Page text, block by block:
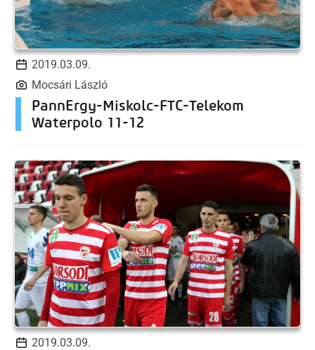
2019.03.09.
Mocsári László
PannErgy-Miskolc-FTC-Telekom
Waterpolo 11-12
2019.03.09.